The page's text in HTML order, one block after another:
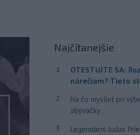
Najčítanejšie
1
OTESTUJTE SA:
nárečiam? Tieto
2
Na čo myslieť pri
obývačky
3
Legendárni Judas